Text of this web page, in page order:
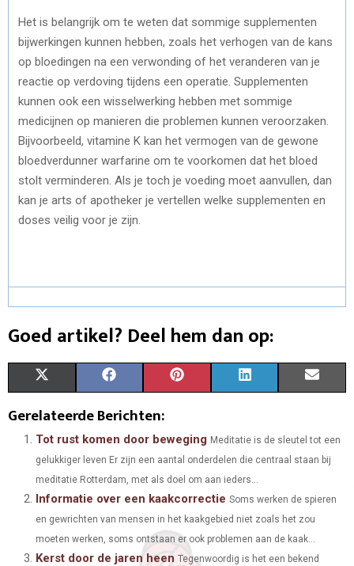
Het is belangrijk om te weten dat sommige supplementen
bijwerkingen kunnen hebben, zoals het verhogen van de kans
op bloedingen na een verwonding of het veranderen van je
reactie op verdoving tijdens een operatie. Supplementen
kunnen ook een wisselwerking hebben met sommige
medicijnen op manieren die problemen kunnen veroorzaken.
Bijvoorbeeld, vitamine K kan het vermogen van de gewone
bloedverdunner warfarine om te voorkomen dat het bloed
stolt verminderen. Als je toch je voeding moet aanvullen, dan
kan je arts of apotheker je vertellen welke supplementen en
doses veilig voor je zijn.
Goed artikel? Deel hem dan op:
R
O
T
W
T
A
R
O
C
E
O
A
R
O
N
N
T
R
E
R
O
K
D
R
I
Gerelateerde Berichten:
Tot rust komen door beweging Meditatie is de sleutel tot een
gelukkiger leven Er zijn een aantal onderdelen die centraal staan bij
meditatie Rotterdam, met als doel om aan ieders...
Informatie over een kaakcorrectie Soms werken de spieren
en gewrichten van mensen in het kaakgebied niet zoals het zou
moeten werken, soms ontstaan er ook problemen aan de kaak...
Kerst door de jaren heen Tegenwoordig is het een bekend